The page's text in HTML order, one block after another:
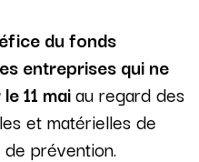
du fonds
entreprises qui ne
11 maiau regard des
et matérielles de
prévention.